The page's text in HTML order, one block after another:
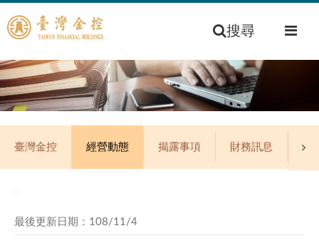
搜尋
臺灣金控 經營動態 揭露事項 財務訊息 公
最後更新日期：108/11/4